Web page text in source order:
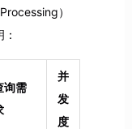
）
询需
并
发
度